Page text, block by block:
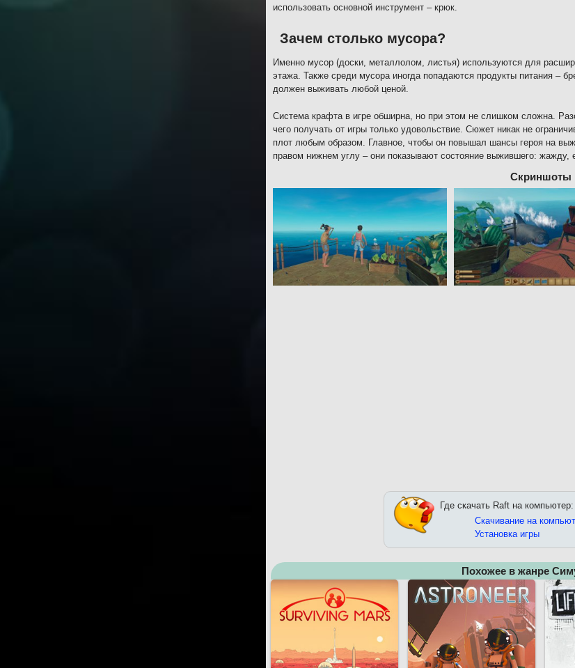
использовать основной инструмент – крюк.
Зачем столько мусора?
Именно мусор (доски, металлолом, листья) используются для
этажа. Также среди мусора иногда попадаются продукты питания –
должен выживать любой ценой.
Система крафта в игре обширна, но при этом не слишком сложна.
чего получать от игры только удовольствие. Сюжет никак не
плот любым образом. Главное, чтобы он повышал шансы героя на
правом нижнем углу – они показывают состояние выжившего: жажду,
Скриншоты
Где скачать Raft на компьютер:
Скачивание на
Установка игры
Похожее в жанре